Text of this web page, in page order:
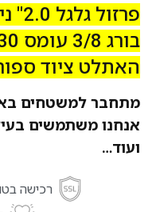
פרזול גלגל 2.0" ניילון מסתובב
בורג 3/8 עומס 30 ק"ג
האתלט ציוד
מתחבר למשטחים
אנחנו משתמשים
ועוד…
רכישה